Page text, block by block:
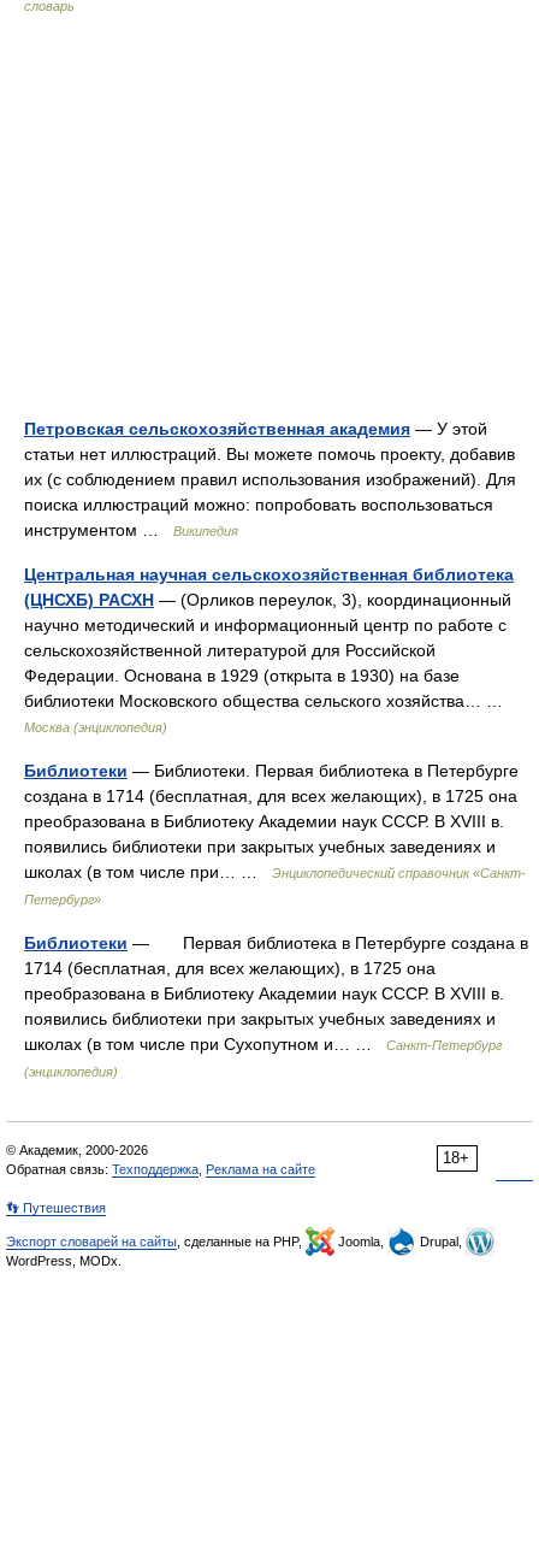
словарь
Петровская сельскохозяйственная академия — У этой
статьи нет иллюстраций. Вы можете помочь проекту, добавив
их (с соблюдением правил использования изображений). Для
поиска иллюстраций можно: попробовать воспользоваться
инструментом …
Википедия
Центральная научная сельскохозяйственная библиотека
(ЦНСХБ) РАСХН — (Орликов переулок, 3), координационный
научно методический и информационный центр по работе с
сельскохозяйственной литературой для Российской
Федерации. Основана в 1929 (открыта в 1930) на базе
библиотеки Московского общества сельского хозяйства… …
Москва (энциклопедия)
Библиотеки — Библиотеки. Первая библиотека в Петербурге
создана в 1714 (бесплатная, для всех желающих), в 1725 она
преобразована в Библиотеку Академии наук СССР. В XVIII в.
появились библиотеки при закрытых учебных заведениях и
школах (в том числе при… …
Энциклопедический справочник «Санкт-
Петербург»
Библиотеки — Первая библиотека в Петербурге создана в
1714 (бесплатная, для всех желающих), в 1725 она
преобразована в Библиотеку Академии наук СССР. В XVIII в.
появились библиотеки при закрытых учебных заведениях и
школах (в том числе при Сухопутном и… …
Санкт-Петербург
(энциклопедия)
18+
© Академик, 2000-2026
Обратная связь: Техподдержка Реклама на сайте
👣 Путешествия
Экспорт словарей на сайты , сделанные на PHP, Joomla,
Drupal,
WordPress, MODx.